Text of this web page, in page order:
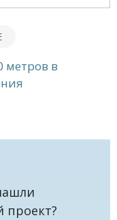
метров в
проект?